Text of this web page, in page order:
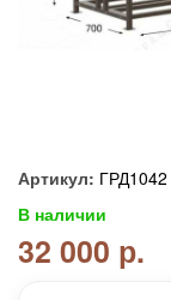
Артикул: ГРД1042
В наличии
32 000 р.